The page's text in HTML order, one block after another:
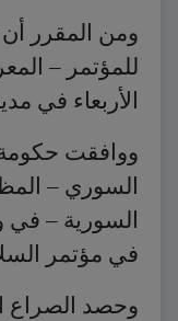
ومن المقرر أن
الأربعاء في
ووافقت
السوري –
السورية –
في مؤتمر
وحصد الصراع